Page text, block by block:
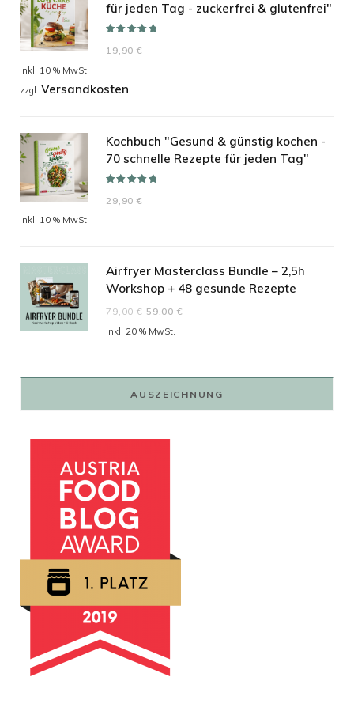
für jeden Tag - zuckerfrei & glutenfrei"
5.00 von 5
19,90€
inkl. 10 % MwSt.
zzgl. Versandkosten
Kochbuch "Gesund & günstig kochen -
70 schnelle Rezepte für jeden Tag"
5.00 von 5
29,90€
inkl. 10 % MwSt.
Airfryer Masterclass Bundle – 2,5h
Workshop + 48 gesunde Rezepte
79,00€ Ursprünglicher
Preis
59,00 €
inkl. 20 % MwSt.
AUSZEICHNUNG